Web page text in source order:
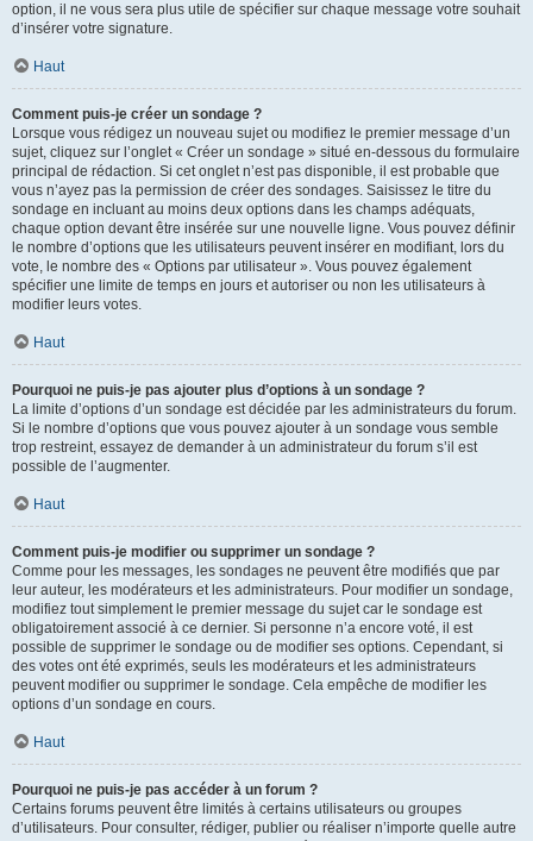
option, il ne vous sera plus utile de spécifier sur chaque message votre souhait
d’insérer votre signature.
Haut
Comment puis-je créer un sondage ?
Lorsque vous rédigez un nouveau sujet ou modifiez le premier message d’un
sujet, cliquez sur l’onglet « Créer un sondage » situé en-dessous du formulaire
principal de rédaction. Si cet onglet n’est pas disponible, il est probable que
vous n’ayez pas la permission de créer des sondages. Saisissez le titre du
sondage en incluant au moins deux options dans les champs adéquats,
chaque option devant être insérée sur une nouvelle ligne. Vous pouvez définir
le nombre d’options que les utilisateurs peuvent insérer en modifiant, lors du
vote, le nombre des « Options par utilisateur ». Vous pouvez également
spécifier une limite de temps en jours et autoriser ou non les utilisateurs à
modifier leurs votes.
Haut
Pourquoi ne puis-je pas ajouter plus d’options à un sondage ?
La limite d’options d’un sondage est décidée par les administrateurs du forum.
Si le nombre d’options que vous pouvez ajouter à un sondage vous semble
trop restreint, essayez de demander à un administrateur du forum s’il est
possible de l’augmenter.
Haut
Comment puis-je modifier ou supprimer un sondage ?
Comme pour les messages, les sondages ne peuvent être modifiés que par
leur auteur, les modérateurs et les administrateurs. Pour modifier un sondage,
modifiez tout simplement le premier message du sujet car le sondage est
obligatoirement associé à ce dernier. Si personne n’a encore voté, il est
possible de supprimer le sondage ou de modifier ses options. Cependant, si
des votes ont été exprimés, seuls les modérateurs et les administrateurs
peuvent modifier ou supprimer le sondage. Cela empêche de modifier les
options d’un sondage en cours.
Haut
Pourquoi ne puis-je pas accéder à un forum ?
Certains forums peuvent être limités à certains utilisateurs ou groupes
d’utilisateurs. Pour consulter, rédiger, publier ou réaliser n’importe quelle autre